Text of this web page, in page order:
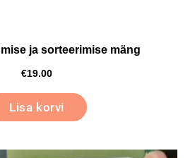
ja sorteerimise mäng
€19.00
Lisa korvi